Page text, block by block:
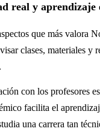
real y aprendizaje
que más valora
clases, materiales y
con los profesores
facilita el
una carrera tan